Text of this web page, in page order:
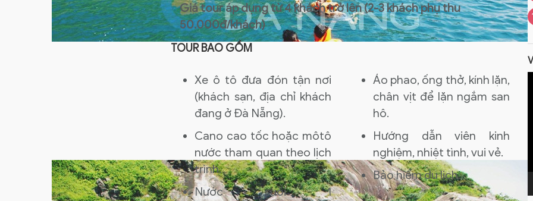
Giá tour áp dụng từ 4 khách trở lên (2-3 khách phụ thu
50.000đ/khách)
TOUR BAO GỒM
Xe ô tô đưa đón tận nơi
(khách sạn, địa chỉ khách
đang ở Đà Nẵng).
Cano cao tốc hoặc môtô
nước tham quan theo lịch
trình.
Nước suối 1
Áo phao, ống thở, kính lặn,
chân vịt để lặn ngắm san
hô.
Hướng dẫn viên kinh
nghiệm, nhiệt tình, vui vẻ.
Bảo hiểm du lịch.